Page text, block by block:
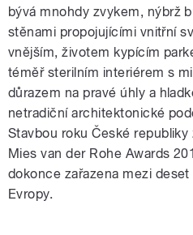
bývá mnohdy zvykem, nýbrž
stěnami propojujícími vnitřní
vnějším, životem kypícím
téměř sterilním interiérem s
důrazem na pravé úhly a
netradiční architektonické
Stavbou roku České
Mies van der Rohe Awards
dokonce zařazena mezi
Evropy.